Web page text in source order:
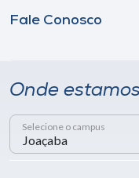
Fale Conosco
Onde estamos
Selecione o campus